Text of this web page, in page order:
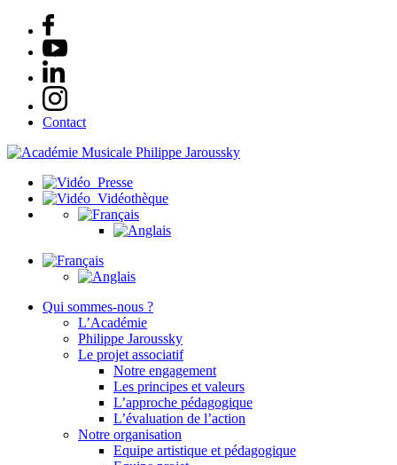
Contact
Presse
Vidéothèque
Qui sommes-nous ?
L’Académie
Philippe Jaroussky
Le projet associatif
Notre engagement
Les principes et valeurs
L’approche pédagogique
L’évaluation de l’action
Notre organisation
Equipe artistique et pédagogique